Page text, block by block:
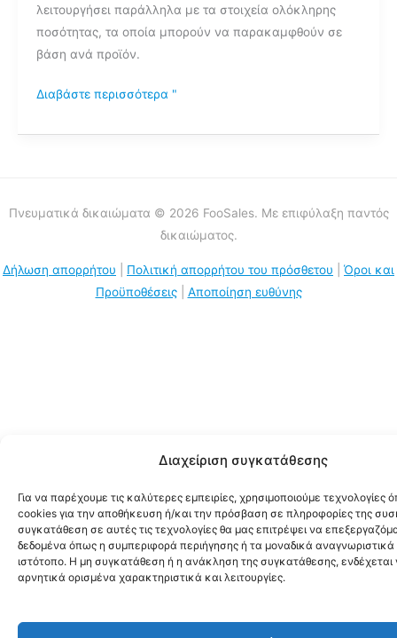
Διαχείριση συγκατάθεσης
Για να παρέχουμε τις καλύτερες εμπειρίες, χρησιμοποιούμε τεχνολογίες
cookies για την αποθήκευση ή/και την πρόσβαση σε πληροφορίες της
συγκατάθεση σε αυτές τις τεχνολογίες θα μας επιτρέψει να
δεδομένα όπως η συμπεριφορά περιήγησης ή τα μοναδικά
ιστότοπο. Η μη συγκατάθεση ή η ανάκληση της συγκατάθεσης, ενδέχεται
αρνητικά ορισμένα χαρακτηριστικά και λειτουργίες.
λειτουργήσει παράλληλα με τα στοιχεία ολόκληρης
ποσότητας, τα οποία μπορούν να παρακαμφθούν σε
βάση ανά προϊόν.
Διαβάστε περισσότερα "
Πνευματικά δικαιώματα © 2026 FooSales. Με επιφύλαξη παντός
δικαιώματος.
Δήλωση απορρήτου Πολιτική απορρήτου του πρόσθετου
Όροι και
Προϋποθέσεις| Αποποίηση ευθύνης